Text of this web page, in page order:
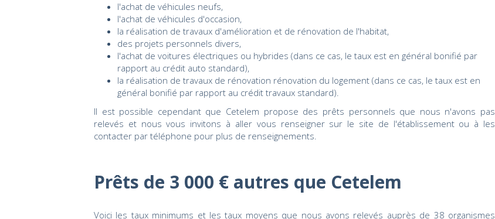
l'achat de véhicules neufs,
l'achat de véhicules d'occasion,
la réalisation de travaux d'amélioration et de rénovation de l'habitat,
des projets personnels divers,
l'achat de voitures électriques ou hybrides (dans ce cas, le taux est en général bonifié par
rapport au crédit auto standard),
la réalisation de travaux de rénovation rénovation du logement (dans ce cas, le taux est en
général bonifié par rapport au crédit travaux standard).
Il est possible cependant que Cetelem propose des prêts personnels que nous n'avons pas
relevés et nous vous invitons à aller vous renseigner sur le site de l'établissement ou à les
contacter par téléphone pour plus de renseignements.
Prêts de 3 000 € autres que Cetelem
Voici les taux minimums et les taux moyens que nous avons relevés auprès de 38 organismes